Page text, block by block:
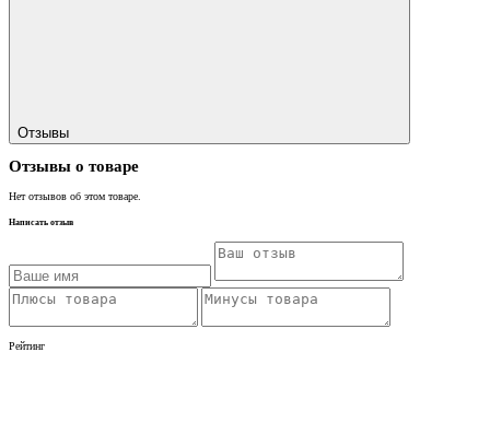
Отзывы
Отзывы о товаре
Нет отзывов об этом товаре.
Написать отзыв
Рейтинг